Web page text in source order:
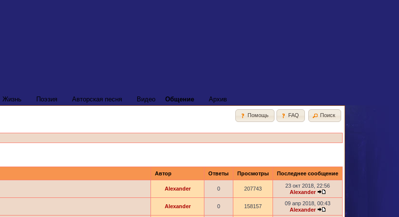
Жизнь Поэзия Авторская песня Видео Общение Архив
Помощь FAQ
Поиск
Автор Ответы Просмотры Последнее сообщение
Alexander 0 207743
23 окт 2018, 22:56
Alexander
Alexander 0 158157
09 апр 2018, 00:43
Alexander